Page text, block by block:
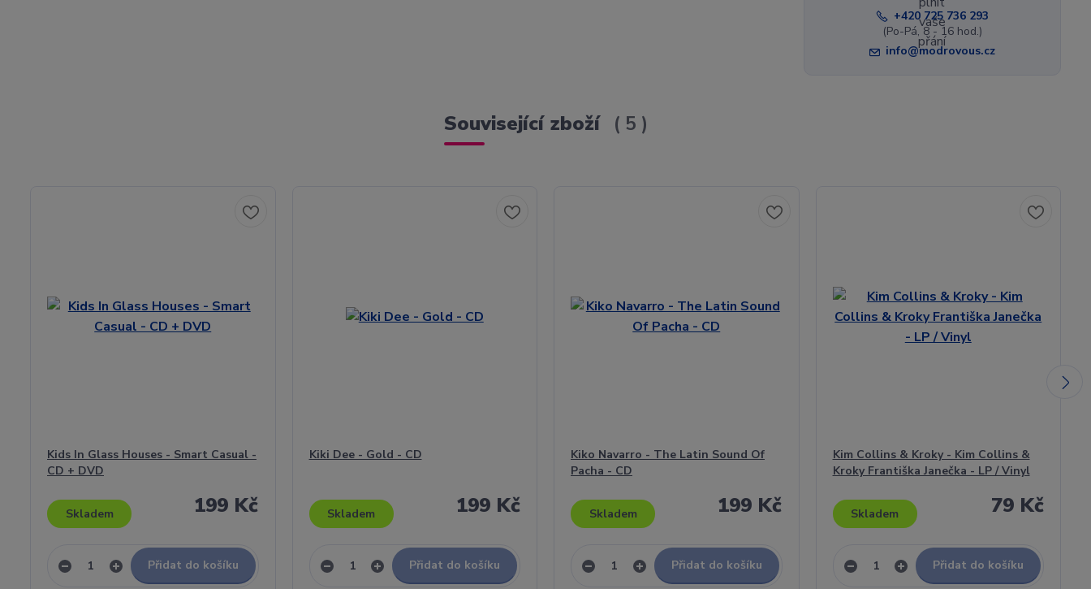
+420 725 736 293
(Po-Pá, 8 - 16 hod.)
info@modrovous.cz
Související zboží 5
Kids In Glass Houses - Smart Casual -
CD + DVD
199 Kč
Skladem
Přidat do košíku
Kiki Dee - Gold - CD
199 Kč
Skladem
Přidat do košíku
Kiko Navarro - The Latin Sound Of
Pacha - CD
199 Kč
Skladem
Přidat do košíku
Kim Collins & Kroky - Kim Collins &
Kroky Františka Janečka - LP / Vinyl
79 Kč
Skladem
Přidat do košíku